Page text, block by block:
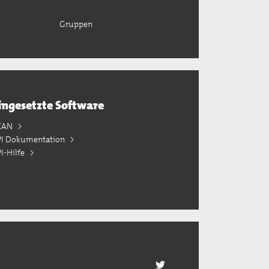
Gruppen
Software
Dokumentation
Hilfe